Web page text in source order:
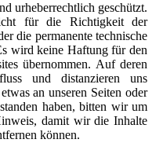
urheberrechtlich geschützt.
für die Richtigkeit der
die permanente technische
wird keine Haftung für den
übernommen. Auf deren
und distanzieren uns
an unseren Seiten oder
haben, bitten wir um
damit wir die Inhalte
können.